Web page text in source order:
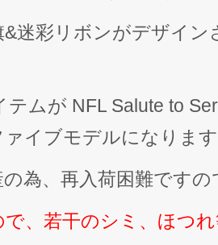
&迷彩リボンがデザイ
テムが NFL Salute to
ァイブモデルになりま
の為、再入荷困難です
、若干のシミ、ほつ